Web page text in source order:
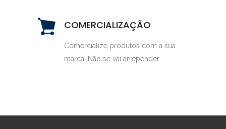
COMERCIALIZAÇÃO
Comercialize produtos com a sua
marca! Não se vai arrepender.